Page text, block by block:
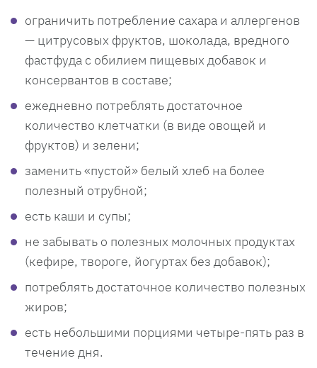
ограничить потребление сахара и аллергенов
— цитрусовых фруктов, шоколада, вредного
фастфуда с обилием пищевых добавок и
консервантов в составе;
ежедневно потреблять достаточное
количество клетчатки (в виде овощей и
фруктов) и зелени;
заменить «пустой» белый хлеб на более
полезный отрубной;
есть каши и супы;
не забывать о полезных молочных продуктах
(кефире, твороге, йогуртах без добавок);
потреблять достаточное количество полезных
жиров;
есть небольшими порциями четыре-пять раз в
течение дня.